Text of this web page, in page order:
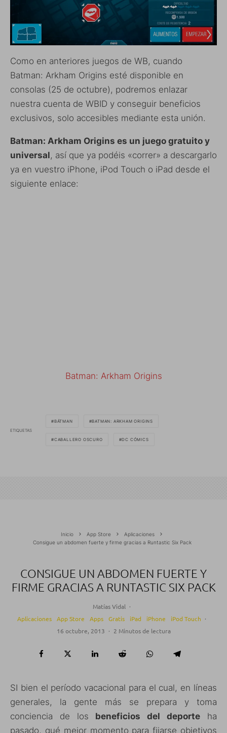
Como en anteriores juegos de WB, cuando
Batman: Arkham Origins esté disponible en
consolas (25 de octubre), podremos enlazar
nuestra cuenta de WBID y conseguir beneficios
exclusivos, solo accesibles mediante esta unión.
Batman: Arkham Origins es un juego gratuito y
universal, así que ya podéis «correr» a descargarlo
ya en vuestro iPhone, iPod Touch o iPad desde el
siguiente enlace:
Batman: Arkham Origins
ETIQUETAS
BÁTMAN BATMAN: ARKHAM ORIGINS
CABALLERO OSCURO DC CÓMICS
Inicio App Store
Aplicaciones
Consigue un abdomen fuerte y firme gracias a Runtastic Six Pack
CONSIGUE UN ABDOMEN FUERTE Y
FIRME GRACIAS A RUNTASTIC SIX PACK
Matías Vidal ·
Aplicaciones
App Store Apps Gratis iPad iPhone iPod Touch ·
16 octubre, 2013 · 2 Minutos de lectura
SI bien el período vacacional para el cual, en líneas
generales, la gente más se prepara y toma
conciencia de los beneficios del deporte ha
pasado, qué mejor momento para fijarse objetivos